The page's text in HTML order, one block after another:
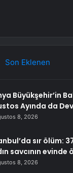
Son Eklenen
Büyükşehir’in
Ayında da
8, 2026
sır ölüm:
savcının evinde
8, 2026